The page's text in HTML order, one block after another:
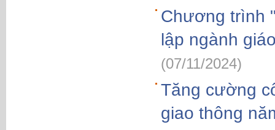
Chương trình
lập ngành
(07/11/2024)
Tăng cường
giao thông